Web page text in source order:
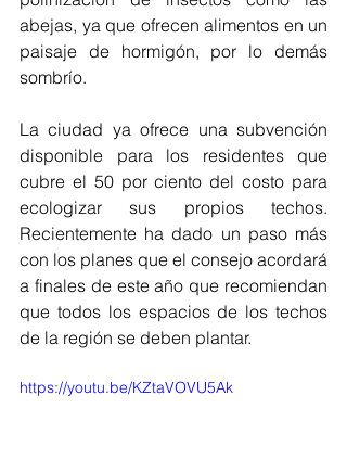
abejas, ya que ofrecen alimentos en un
paisaje de hormigón, por lo demás
sombrío.
La ciudad ya ofrece una subvención
disponible para los residentes que
cubre el 50 por ciento del costo para
ecologizar sus propios techos.
Recientemente ha dado un paso más
con los planes que el consejo acordará
a finales de este año que recomiendan
que todos los espacios de los techos
de la región se deben plantar.
https://youtu.be/KZtaVOVU5Ak